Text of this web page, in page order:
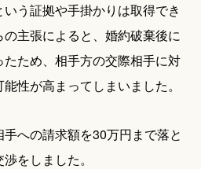
う証拠や手掛かりは取得でき
主張によると、婚約破棄後に
ため、相手方の交際相手に対
性が高まってしまいました。
への請求額を30万円まで落と
をしました。